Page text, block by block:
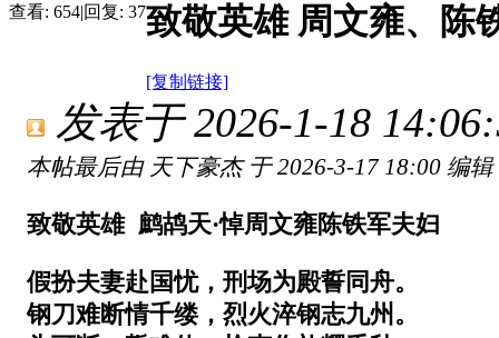
查看: 654|回复: 37致敬英雄 周文雍、陈
[复制链接]
发表于 2026-1-18
本帖最后由 天下豪杰 于 2026-3-17 18:00 编辑
致敬英雄 鹧鸪天·悼周文雍陈铁军夫妇
假扮夫妻赴国忧，刑场为殿誓同舟。
钢刀难断情千缕，烈火淬钢志九州。